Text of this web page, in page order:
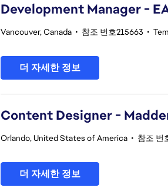
Development Manager -
Vancouver, Canada • 참조 번호215663 •
더 자세한 정보
Content Designer -
Orlando, United States of America • 참조 번
더 자세한 정보